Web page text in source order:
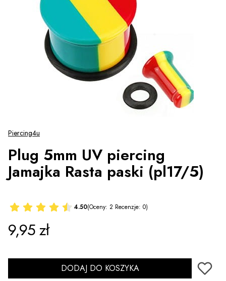
Piercing4u
Plug 5mm UV piercing
Jamajka Rasta paski (pl17/5)
4.50(Oceny: 2 Recenzje: 0)
Cena
9,95 zł
DODAJ DO KOSZYKA